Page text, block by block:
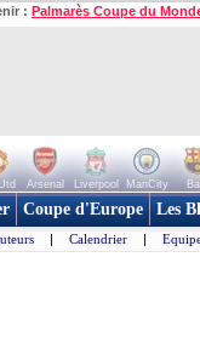
: Palmarès Coupe du
Arsenal Liverpool ManCity
Coupe d'Europe Les
| Calendrier |